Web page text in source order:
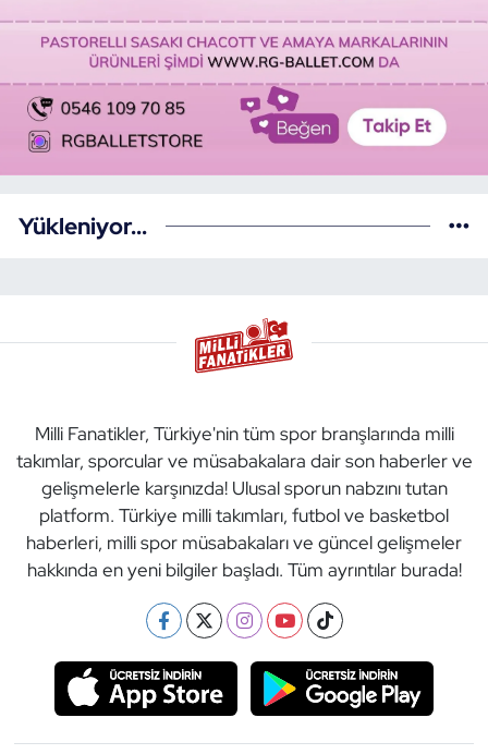
Yükleniyor...
Milli Fanatikler, Türkiye'nin tüm spor branşlarında milli
takımlar, sporcular ve müsabakalara dair son haberler ve
gelişmelerle karşınızda! Ulusal sporun nabzını tutan
platform. Türkiye milli takımları, futbol ve basketbol
haberleri, milli spor müsabakaları ve güncel gelişmeler
hakkında en yeni bilgiler başladı. Tüm ayrıntılar burada!